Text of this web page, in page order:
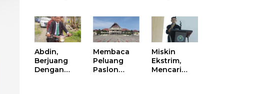
Tantangan
Tata Kelola
Mitigasi
Bencana
Kisruh
Pengusulan
52 Titik
WPR di
Parigi
Moutong.
Beradab
Abdin,
Berjuang
Dengan
Membaca
Peluang
Paslon
Miskin
Ekstrim,
Mencari